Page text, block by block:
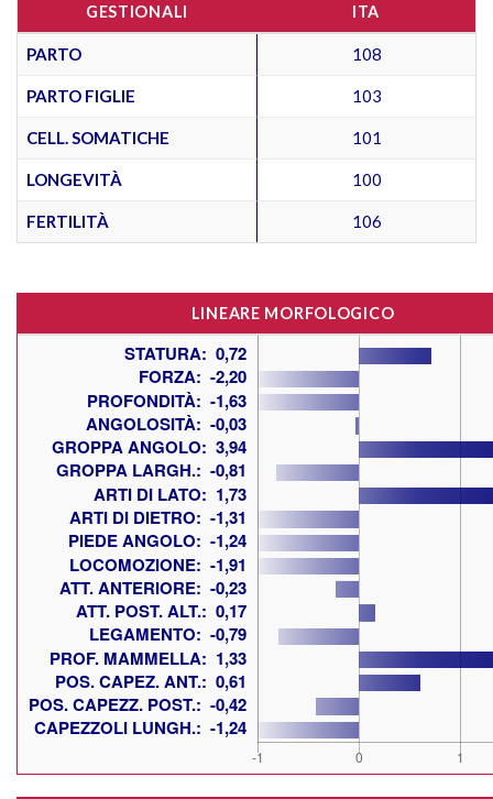
GESTIONALI ITA
PARTO 108
PARTO FIGLIE 103
CELL. SOMATICHE 101
LONGEVITÀ 100
FERTILITÀ 106
LINEARE MORFOLOGICO